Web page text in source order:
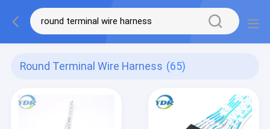
Round Terminal Wire Harness (65)